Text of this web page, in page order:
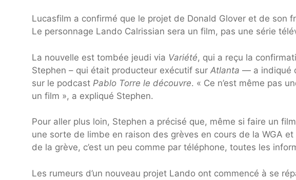
Lucasfilm a confirmé que le projet de Donald Glover et de son
Le personnage Lando Calrissian sera un film, pas une série
La nouvelle est tombée jeudi via Variété, qui a reçu la
Stephen – qui était producteur exécutif sur Atlanta — a indiqué
sur le podcast Pablo Torre le découvre. « Ce n’est même pas
un film », a expliqué Stephen.
Pour aller plus loin, Stephen a précisé que, même si faire un
une sorte de limbe en raison des grèves en cours de la WGA
de la grève, c’est un peu comme par téléphone, toutes les
Les rumeurs d’un nouveau projet Lando ont commencé à se